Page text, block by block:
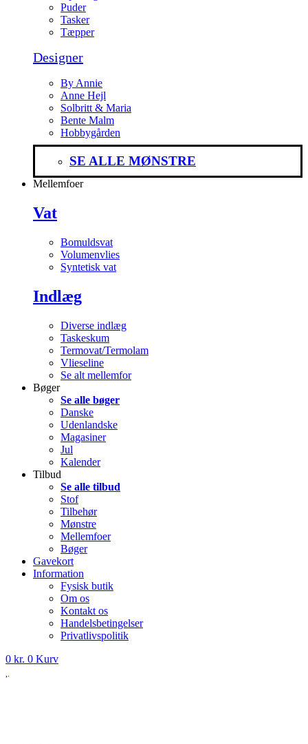
Puder
Tasker
Tæpper
Designer
By Annie
Anne Hejl
Solbritt & Maria
Bente Malm
Hobbygården
SE ALLE MØNSTRE
Mellemfoer
Vat
Bomuldsvat
Volumenvlies
Syntetisk vat
Indlæg
Diverse indlæg
Taskeskum
Termovat/Termolam
Vlieseline
Se alt mellemfor
Bøger
Se alle bøger
Danske
Udenlandske
Magasiner
Jul
Kalender
Tilbud
Se alle tilbud
Stof
Tilbehør
Mønstre
Mellemfoer
Bøger
Gavekort
Information
Fysisk butik
Om os
Kontakt os
Handelsbetingelser
Privatlivspolitik
0 kr. 0 Kurv